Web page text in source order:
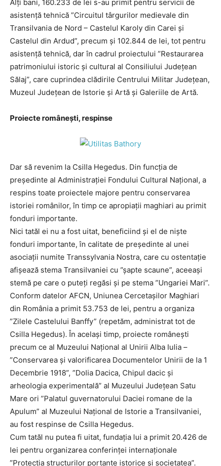
Alți bani, 160.233 de lei s-au primit pentru servicii de
asistență tehnică ”Circuitul târgurilor medievale din
Transilvania de Nord – Castelul Karoly din Carei și
Castelul din Ardud”, precum și 102.844 de lei, tot pentru
asistență tehnică, dar în cadrul proiectului ”Restaurarea
patrimoniului istoric și cultural al Consiliului Județean
Sălaj”, care cuprindea clădirile Centrului Militar Județean,
Muzeul Județean de Istorie și Artă și Galeriile de Artă.
Proiecte românești, respinse
Dar să revenim la Csilla Hegedus. Din funcția de
președinte al Administrației Fondului Cultural Național, a
respins toate proiectele majore pentru conservarea
istoriei românilor, în timp ce apropiații maghiari au primit
fonduri importante.
Nici tatăl ei nu a fost uitat, beneficiind și el de niște
fonduri importante, în calitate de președinte al unei
asociații numite Transsylvania Nostra, care cu ostentație
afișează stema Transilvaniei cu ”șapte scaune”, aceeași
stemă pe care o puteți regăsi și pe stema ”Ungariei Mari”.
Conform datelor AFCN, Uniunea Cercetașilor Maghiari
din România a primit 53.753 de lei, pentru a organiza
”Zilele Castelului Banffy” (repetăm, administrat tot de
Csilla Hegedus). În acelaşi timp, proiecte românești
precum ce al Muzeului Național al Unirii Alba Iulia –
”Conservarea și valorificarea Documentelor Unirii de la 1
Decembrie 1918”, ”Dolia Dacica, Chipul dacic și
arheologia experimentală” al Muzeului Județean Satu
Mare ori ”Palatul guvernatorului Daciei romane de la
Apulum” al Muzeului Național de Istorie a Transilvaniei,
au fost respinse de Csilla Hegedus.
Cum tatăl nu putea fi uitat, fundația lui a primit 20.426 de
lei pentru organizarea conferinței internaționale
”Protecția structurilor portante istorice și societatea”.